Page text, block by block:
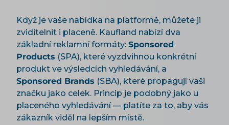
Když je vaše nabídka na platformě, můžete ji
zviditelnit i placeně. Kaufland nabízí dva
základní reklamní formáty: Sponsored
Products (SPA), které vyzdvihnou konkrétní
produkt ve výsledcích vyhledávání, a
Sponsored Brands (SBA), které propagují vaši
značku jako celek. Princip je podobný jako u
placeného vyhledávání — platíte za to, aby vás
zákazník viděl na lepším místě.